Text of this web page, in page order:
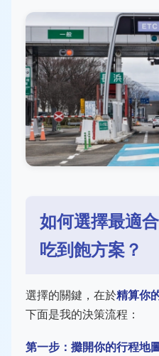
如何選擇最適
吃到飽方案？
選擇的關鍵，在於精算你
下面是我的決策流程：
第一步：攤開你的行程地